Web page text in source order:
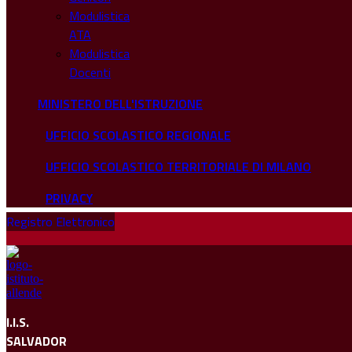
Modulistica
ATA
Modulistica
Docenti
MINISTERO DELL'ISTRUZIONE
UFFICIO SCOLASTICO REGIONALE
UFFICIO SCOLASTICO TERRITORIALE DI MILANO
PRIVACY
Registro Elettronico
I.I.S.
SALVADOR